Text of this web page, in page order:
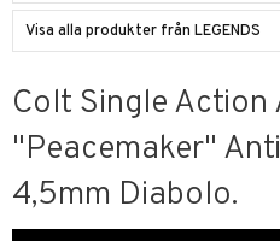
Visa alla produkter från LEGENDS
Colt Single Action
"Peacemaker"
4,5mm Diabolo.